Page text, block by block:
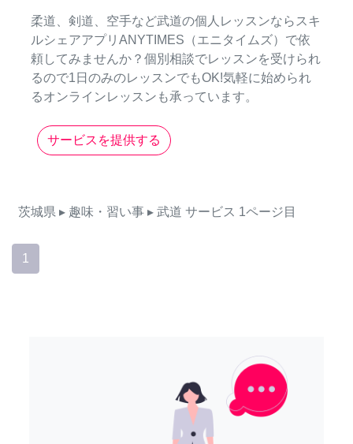
柔道、剣道、空手など武道の個人レッスンならスキ
ルシェアアプリANYTIMES（エニタイムズ）で依
頼してみませんか？個別相談でレッスンを受けられ
るので1日のみのレッスンでもOK!気軽に始められ
るオンラインレッスンも承っています。
サービスを提供する
茨城県 ▸ 趣味・習い事 ▸ 武道 サービス 1ページ目
1